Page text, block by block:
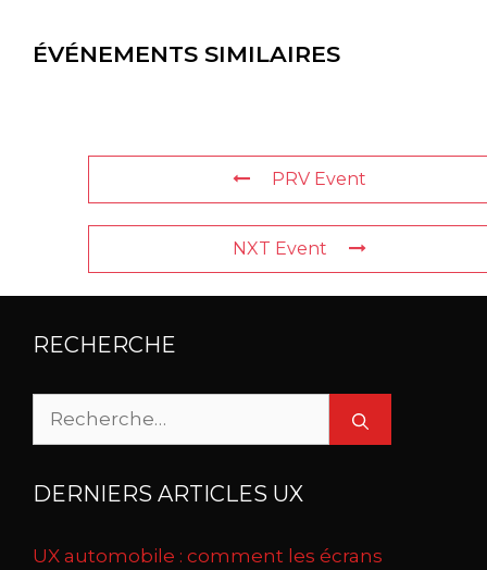
ÉVÉNEMENTS SIMILAIRES
PRV Event
NXT Event
RECHERCHE
Rechercher :
DERNIERS ARTICLES UX
UX automobile : comment les écrans